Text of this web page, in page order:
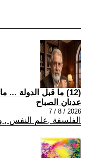
(12) ما قبل الدولة ... ما بعد الدولة
عدنان الصباح
2026 / 8 / 7
الفلسفة ,علم النفس ,